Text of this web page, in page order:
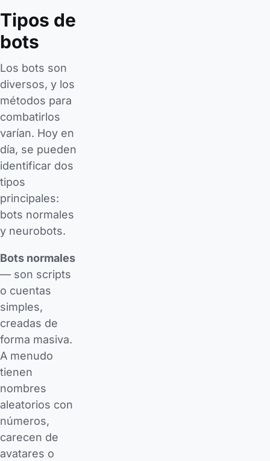
Tipos de
bots
Los bots son
diversos, y los
métodos para
combatirlos
varían. Hoy en
día, se pueden
identificar dos
tipos
principales:
bots normales
y neurobots.
Bots normales
— son scripts
o cuentas
simples,
creadas de
forma masiva.
A menudo
tienen
nombres
aleatorios con
números,
carecen de
avatares o